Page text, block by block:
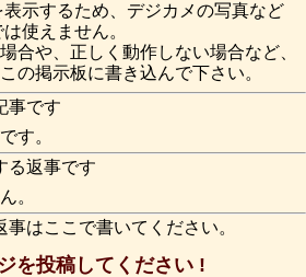
示するため、デジカメの写真など
使えません。
合や、正しく動作しない場合など、
の掲示板に書き込んで下さい。
事です
す。
る返事です
。
はここで書いてください。
を投稿してください !